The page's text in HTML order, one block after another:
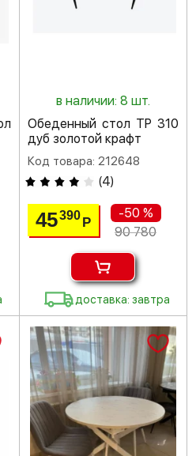
в наличии: 8 шт.
Обеденный стол ТР 310
дуб золотой крафт
Код товара: 212648
(4)
45390 Р
-50 %
90 780
доставка: завтра